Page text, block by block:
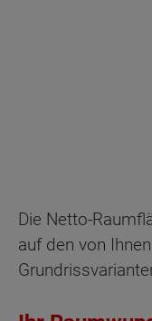
Die Netto-
auf den von